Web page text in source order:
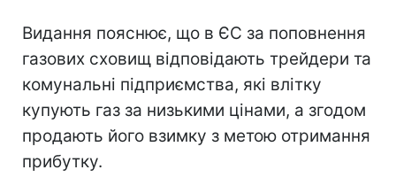
Видання пояснює, що в ЄС за поповнення
газових сховищ відповідають трейдери та
комунальні підприємства, які влітку
купують газ за низькими цінами, а згодом
продають його взимку з метою отримання
прибутку.